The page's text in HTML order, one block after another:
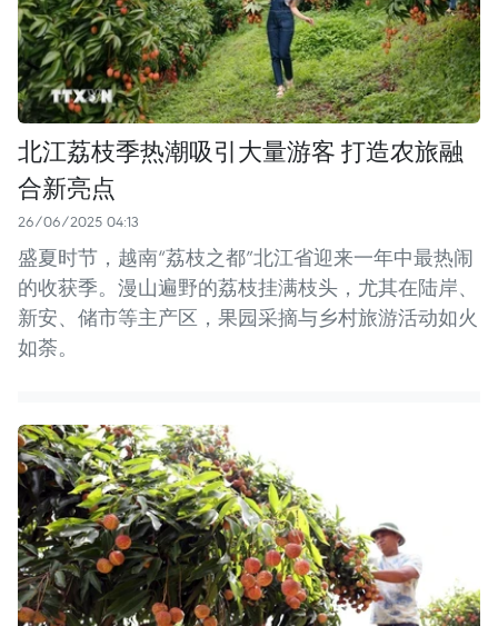
北江荔枝季热潮吸引大量游客 打造农旅融
合新亮点
26/06/2025 04:13
盛夏时节，越南“荔枝之都”北江省迎来一年中最热闹
的收获季。漫山遍野的荔枝挂满枝头，尤其在陆岸、
新安、储市等主产区，果园采摘与乡村旅游活动如火
如荼。